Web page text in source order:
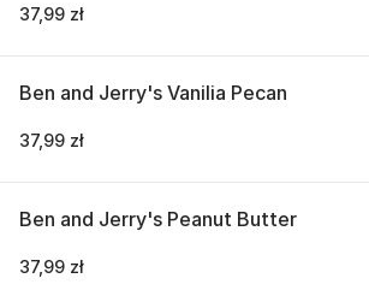
37,99 zł
Ben and Jerry's Vanilia Pecan
37,99 zł
Ben and Jerry's Peanut Butter
37,99 zł